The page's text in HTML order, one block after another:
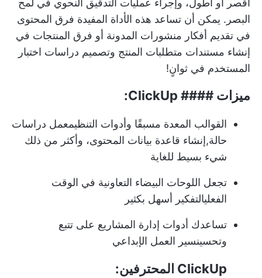
البصر. يمكن أن تساعد هذه الأداة المفيدة فرق المحتوى
في تقديم أفكار منشورات المدونة أو فرق المنتجات في
إنشاء مستندات متطلبات المنتج وتصميم دراسات اختبار
المستخدم في ثوانٍ!
ميزات #### ClickUp:
القوالب المعدة مسبقًا وأدوات التنظيمعمل دراسات
حالة,إنشاء قاعدة بيانات المحتوى، وأكثر من ذلك
شيء بسيط للغاية
تجعل اللوحات البيضاء التعاونية في الوقت
الفعليالتفكير أسهل بكثير
تساعدك أدوات إدارة المشاريع على تتبع
وتحسينسير العمل الإبداعي
ClickUp المحترفين: